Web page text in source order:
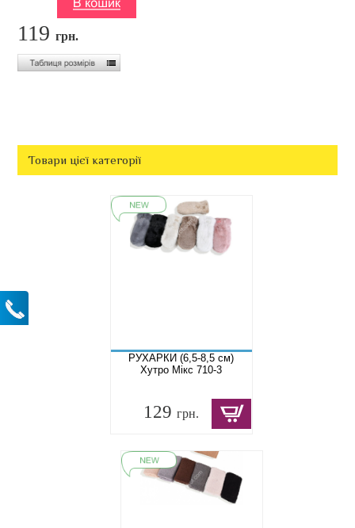
119грн.
Товари цієї категорії
РУХАРКИ (6,5-8,5 см)
Хутро Мікс 710-3
129 грн.